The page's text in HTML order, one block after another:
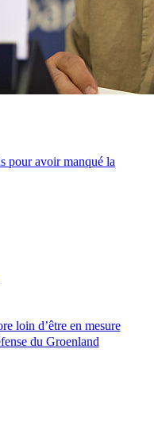
pour avoir manqué la
loin d’être en mesure
du Groenland